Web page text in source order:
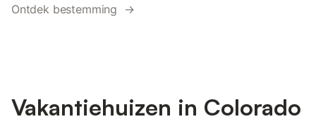
Ontdek bestemming →
Vakantiehuizen in Colorado